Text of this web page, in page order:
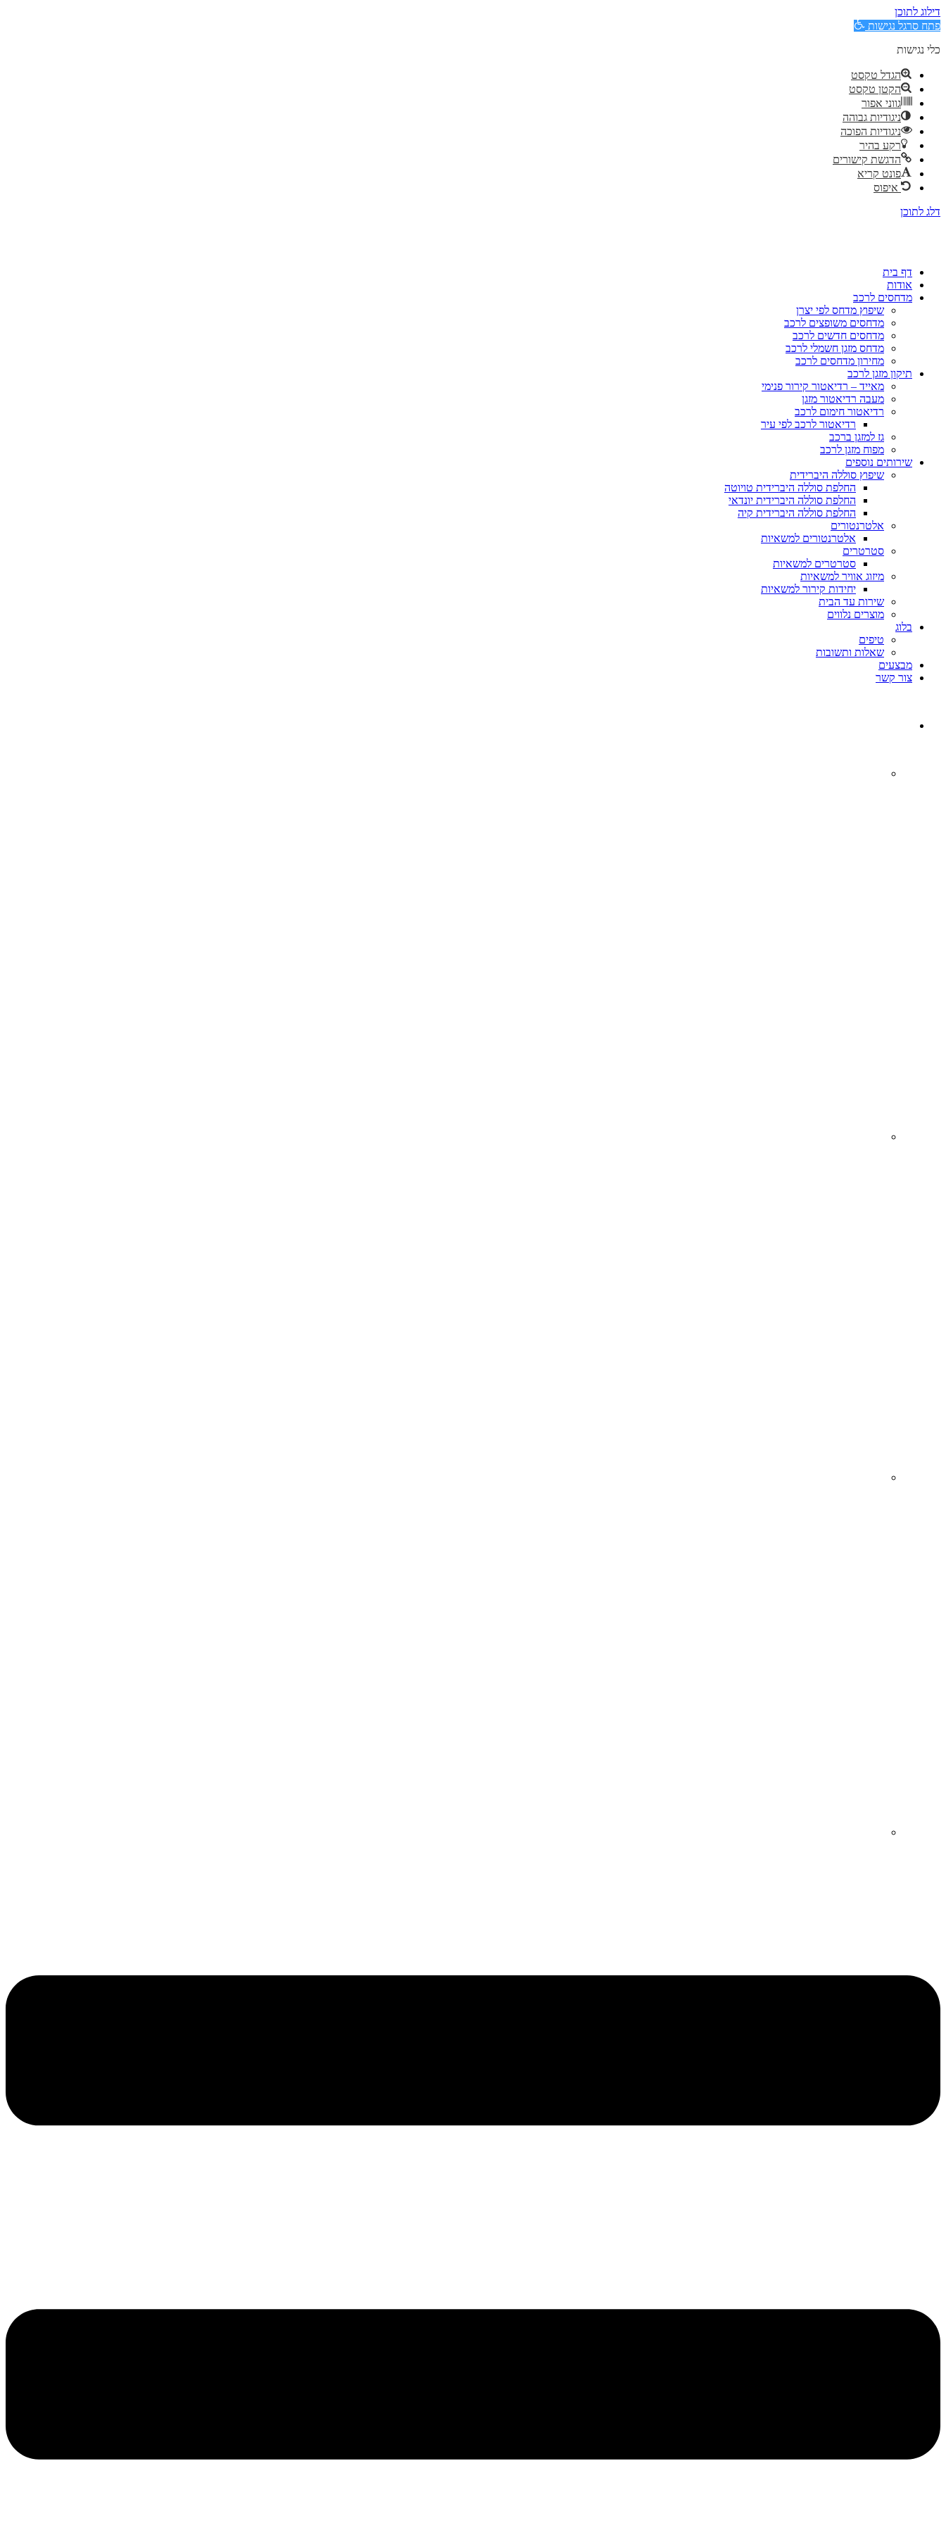
דילוג לתוכן
פתח סרגל נגישות
כלי נגישות
הגדל טקסט
הקטן טקסט
גווני אפור
ניגודיות גבוהה
ניגודיות הפוכה
רקע בהיר
הדגשת קישורים
פונט קריא
איפוס
דלג לתוכן
דף בית
אודות
מדחסים לרכב
שיפוץ מדחס לפי יצרן
מדחסים משופצים לרכב
מדחסים חדשים לרכב
מדחס מזגן חשמלי לרכב
מחירון מדחסים לרכב
תיקון מזגן לרכב
מאייד – רדיאטור קירור פנימי
מעבה רדיאטור מזגן
רדיאטור חימום לרכב
רדיאטור לרכב לפי עיר
גז למזגן ברכב
מפוח מזגן לרכב
שירותים נוספים
שיפוץ סוללה היברידית
החלפת סוללה היברידית טויוטה
החלפת סוללה היברידית יונדאי
החלפת סוללה היברידית קיה
אלטרנטורים
אלטרנטורים למשאיות
סטרטרים
סטרטרים למשאיות
מיזוג אוויר למשאיות
יחידות קירור למשאיות
שירות עד הבית
מוצרים נלווים
בלוג
טיפים
שאלות ותשובות
מבצעים
צור קשר